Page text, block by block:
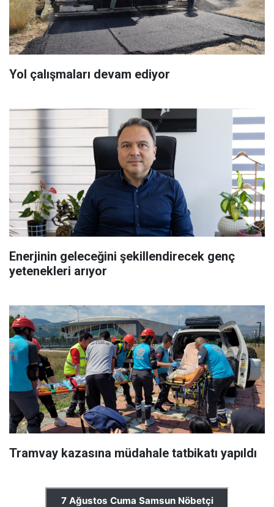
Yol çalışmaları devam ediyor
Enerjinin geleceğini şekillendirecek genç
yetenekleri arıyor
Tramvay kazasına müdahale tatbikatı yapıldı